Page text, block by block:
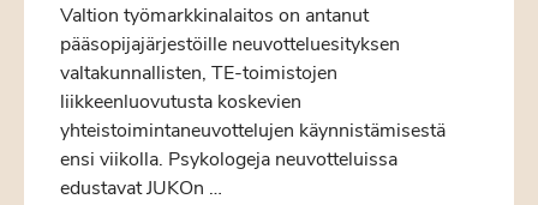
Valtion työmarkkinalaitos on antanut
pääsopijajärjestöille neuvotteluesityksen
valtakunnallisten, TE-toimistojen
liikkeenluovutusta koskevien
yhteistoimintaneuvottelujen käynnistämisestä
ensi viikolla. Psykologeja neuvotteluissa
edustavat JUKOn …